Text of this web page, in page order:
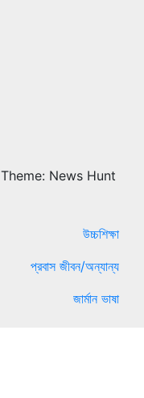
Theme: News Hunt
উচ্চশিক্ষা
প্রবাস জীবন/অন্যান্য
জার্মান ভাষা